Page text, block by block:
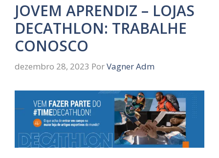
JOVEM APRENDIZ – LOJAS
DECATHLON: TRABALHE
CONOSCO
dezembro 28, 2023 PorVagner Adm